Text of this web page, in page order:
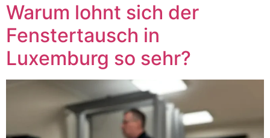
Warum lohnt sich der
Fenstertausch in
Luxemburg so sehr?